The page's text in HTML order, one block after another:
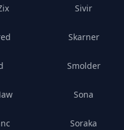
Sivir
Skarner
Smolder
Sona
Soraka